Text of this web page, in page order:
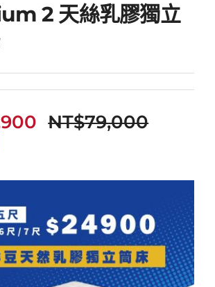
2 天絲乳膠獨
立筒床墊
2 天絲乳膠獨立
NT$79,000
價
格：
價
格：